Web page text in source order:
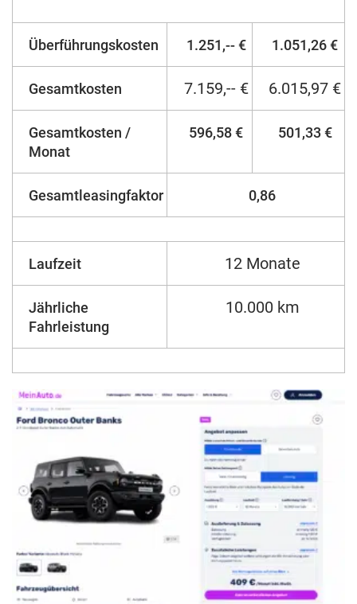
Überführungskosten 1.251,-- € 1.051,26 €
Gesamtkosten 7.159,-- € 6.015,97 €
Gesamtkosten /
Monat
596,58 € 501,33 €
Gesamtleasingfaktor 0,86
Laufzeit 12 Monate
Jährliche
Fahrleistung
10.000 km